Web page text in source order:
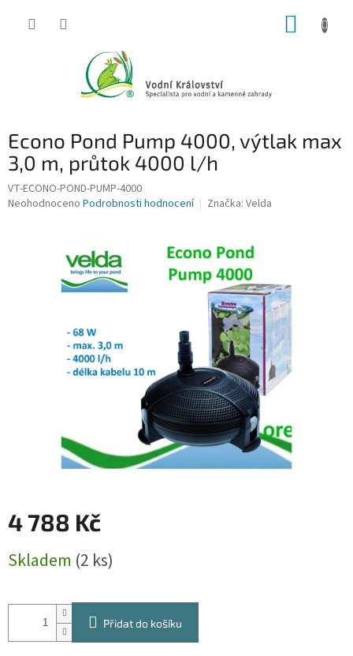
Econo Pond Pump 4000, výtlak max
3,0 m, průtok 4000 l/h
VT-ECONO-POND-PUMP-4000
Průměrné
Neohodnoceno Podrobnosti hodnocení Značka: Velda
4 788 Kč
cena:
Skladem (2 ks)
Přidat do košíku